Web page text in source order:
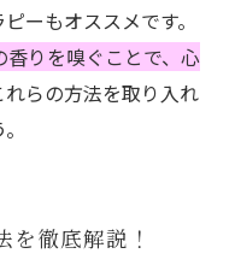
ーもオススメです。
りを嗅ぐことで、心
れらの方法を取り入れ
を徹底解説！